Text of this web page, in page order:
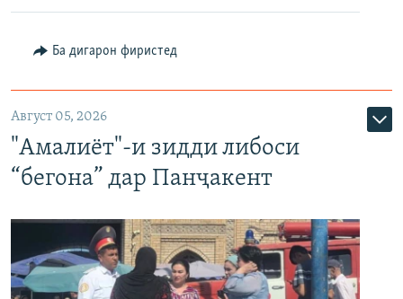
Ба дигарон фиристед
Август 05, 2026
"Амалиёт"-и зидди либоси
“бегона” дар Панҷакент